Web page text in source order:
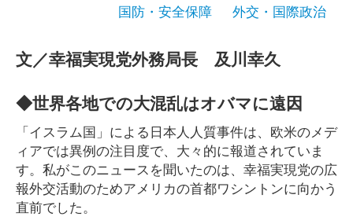
国防・安全保障
外交・国際政治
文／幸福実現党外務局長 及川幸久
◆世界各地での大混乱はオバマに遠因
「イスラム国」による日本人人質事件は、欧米のメデ
ィアでは異例の注目度で、大々的に報道されていま
す。私がこのニュースを聞いたのは、幸福実現党の広
報外交活動のためアメリカの首都ワシントンに向かう
直前でした。